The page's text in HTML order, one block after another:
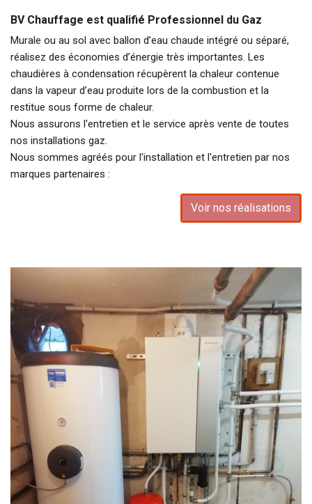
BV Chauffage est qualifié Professionnel du Gaz
Murale ou au sol avec ballon d’eau chaude intégré ou séparé,
réalisez des économies d’énergie très importantes. Les
chaudières à condensation récupèrent la chaleur contenue
dans la vapeur d’eau produite lors de la combustion et la
restitue sous forme de chaleur.
Nous assurons l'entretien et le service après vente de toutes
nos installations gaz.
Nous sommes agréés pour l'installation et l'entretien par nos
marques partenaires :
Voir nos réalisations